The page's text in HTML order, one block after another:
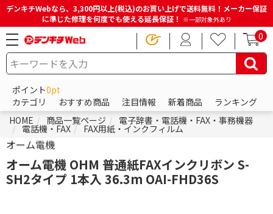
デンキチWebなら、3,300円以上(税込)のお買い上げで送料無料！メーカー保証
に準じた修理を何度でも使える延長保証！ ※一部対象外あり
0
ポイント0pt
カテゴリ
おすすめ商品 注目情報 新着商品
ランキング
HOME
商品一覧ページ 電子辞書・電話機・FAX・事務機器
電話機・FAX FAX用紙・インクフィルム
オーム電機
オーム電機 OHM 普通紙FAXインクリボン S-
SH2タイプ 1本入 36.3m OAI-FHD36S